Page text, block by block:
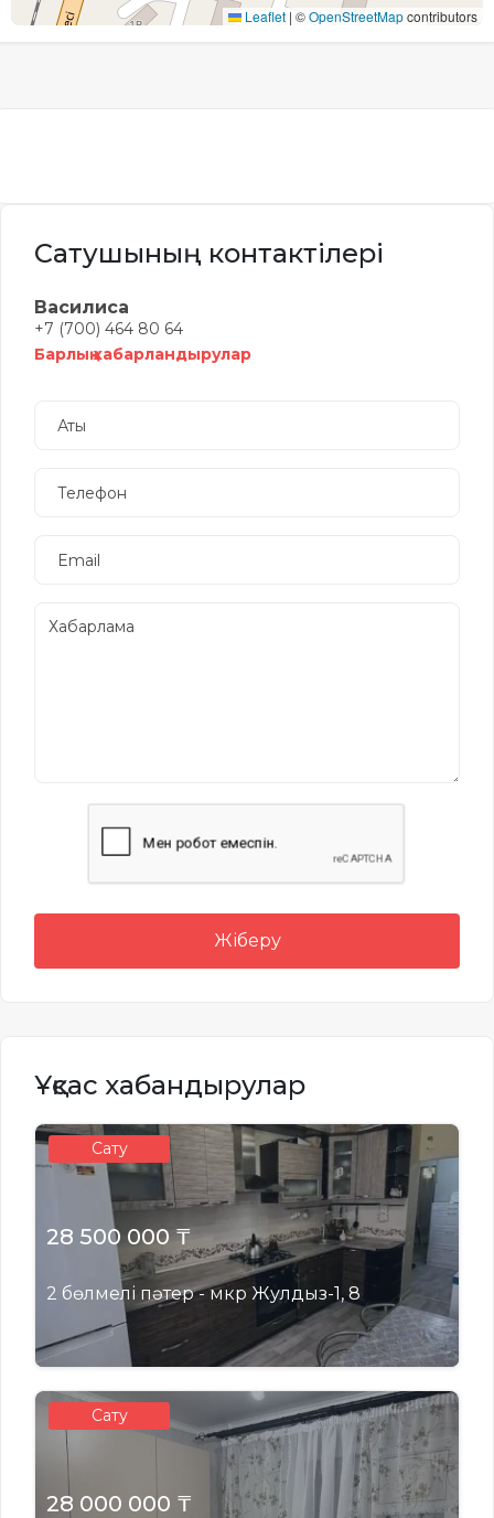
Leaflet | ©OpenStreetMapcontributors
Сатушының контактілері
Василиса
+7 (700) 464 80 64
Барлық хабарландырулар
Жіберу
Ұқсас хабандырулар
Сату
28 500 000 ₸
2 бөлмелі пәтер - мкр Жулдыз-1, 8
Сату
28 000 000 ₸